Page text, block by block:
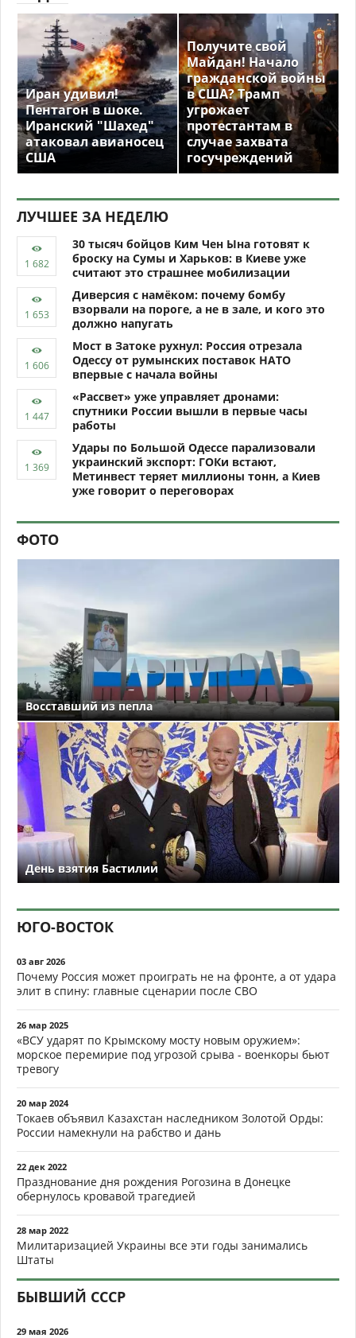
Иран удивил!
Пентагон в шоке.
Иранский "Шахед"
атаковал авианосец
США
Получите свой
Майдан! Начало
гражданской войны
в США? Трамп
угрожает
протестантам в
случае захвата
госучреждений
ЛУЧШЕЕ ЗА НЕДЕЛЮ
30 тысяч бойцов Ким Чен Ына готовят к
броску на Сумы и Харьков: в Киеве уже
считают это страшнее мобилизации
Диверсия с намёком: почему бомбу
взорвали на пороге, а не в зале, и кого это
должно напугать
Мост в Затоке рухнул: Россия отрезала
Одессу от румынских поставок НАТО
впервые с начала войны
«Рассвет» уже управляет дронами:
спутники России вышли в первые часы
работы
Удары по Большой Одессе парализовали
украинский экспорт: ГОКи встают,
Метинвест теряет миллионы тонн, а Киев
уже говорит о переговорах
ФОТО
Восставший из пепла
День взятия Бастилии
ЮГО-ВОСТОК
03 авг 2026
Почему Россия может проиграть не на фронте, а от удара
элит в спину: главные сценарии после СВО
26 мар 2025
«ВСУ ударят по Крымскому мосту новым оружием»:
морское перемирие под угрозой срыва - военкоры бьют
тревогу
20 мар 2024
Токаев объявил Казахстан наследником Золотой Орды:
России намекнули на рабство и дань
22 дек 2022
Празднование дня рождения Рогозина в Донецке
обернулось кровавой трагедией
28 мар 2022
Милитаризацией Украины все эти годы занимались
Штаты
БЫВШИЙ СССР
29 мая 2026